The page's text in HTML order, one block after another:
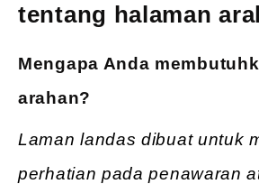
tentang halaman
Mengapa Anda
arahan?
Laman landas dibuat untuk
perhatian pada penawaran